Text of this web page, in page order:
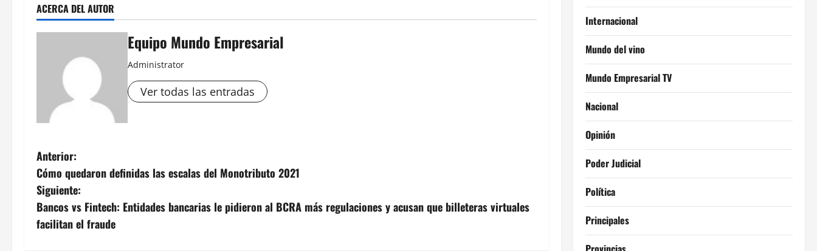
ACERCA DEL AUTOR
Equipo Mundo Empresarial
Administrator
Ver todas las entradas
N
a
v
e
Anterior:
Cómo quedaron definidas las escalas del Monotributo 2021
Siguiente:
Bancos vs Fintech: Entidades bancarias le pidieron al BCRA más regulaciones y acusan que billeteras virtuales
facilitan el fraude
Internacional
Mundo del vino
Mundo Empresarial TV
Nacional
Opinión
Poder Judicial
Política
Principales